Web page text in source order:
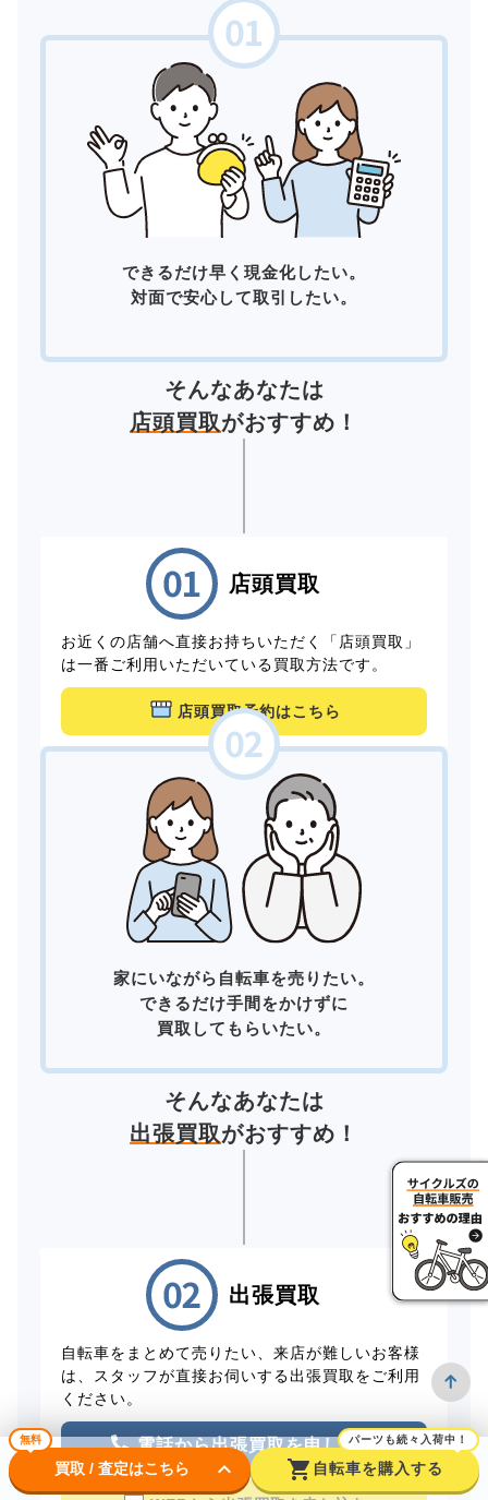
できるだけ早く現金化したい。
対面で安心して取引したい。
そんなあなたは
店頭買取がおすすめ！
店頭買取
お近くの店舗へ直接お持ちいただく「店頭買取」
は一番ご利用いただいている買取方法です。
店頭買取予約はこちら
家にいながら自転車を売りたい。
できるだけ手間をかけずに
買取してもらいたい。
そんなあなたは
出張買取がおすすめ！
出張買取
自転車をまとめて売りたい、来店が難しいお客様
は、スタッフが直接お伺いする出張買取をご利用
ください。
電話から出張買取を申し込む
無料
買取 / 査定はこちら keyboard_arrow_down shopping_cart
パーツも続々入荷中！
自転車を購入する